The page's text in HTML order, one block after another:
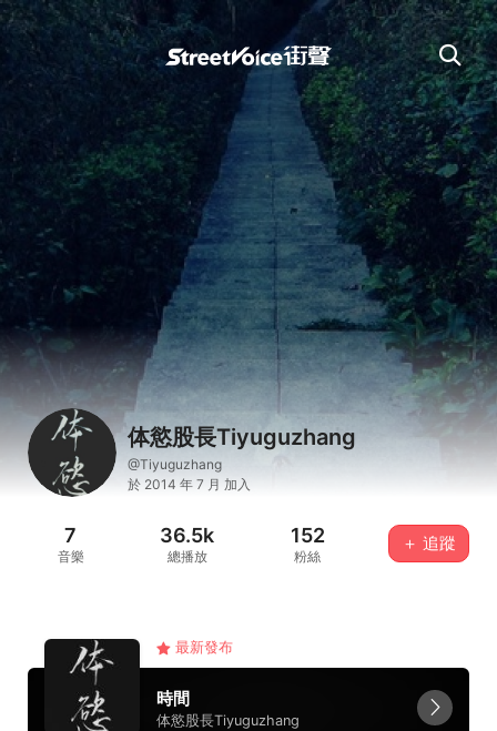
体慾股長Tiyuguzhang
@Tiyuguzhang
於 2014 年 7 月 加入
7
音樂
36.5k
總播放
152
粉絲
＋ 追蹤
最新發布
時間
体慾股長Tiyuguzhang